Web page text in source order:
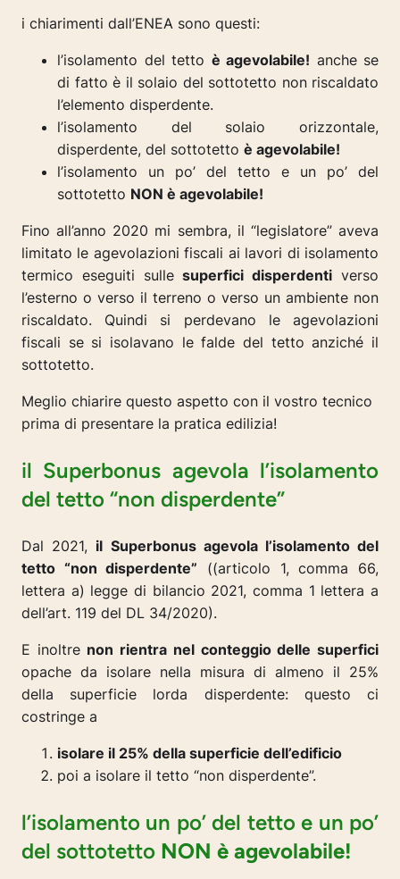
i chiarimenti dall’ENEA sono questi:
l’isolamento del tetto è agevolabile! anche se
di fatto è il solaio del sottotetto non riscaldato
l’elemento disperdente.
l’isolamento del solaio orizzontale,
disperdente, del sottotetto è agevolabile!
l’isolamento un po’ del tetto e un po’ del
sottotetto NON è agevolabile!
Fino all’anno 2020 mi sembra, il “legislatore” aveva
limitato le agevolazioni fiscali ai lavori di isolamento
termico eseguiti sullesuperfici disperdenti verso
l’esterno o verso il terreno o verso un ambiente non
riscaldato. Quindi si perdevano le agevolazioni
fiscali se si isolavano le falde del tetto anziché il
sottotetto.
Meglio chiarire questo aspetto con il vostro tecnico
prima di presentare la pratica edilizia!
il Superbonus agevola l’isolamento
del tetto “non disperdente”
Dal 2021, il Superbonus agevola l’isolamento del
tetto “non disperdente” ((articolo 1, comma 66,
lettera a) legge di bilancio 2021, comma 1 lettera a
dell’art. 119 del DL 34/2020).
E inoltre non rientra nel conteggio delle superfici
opache da isolare nella misura di almeno il 25%
della superficie lorda disperdente: questo ci
costringe a
isolare il 25% della superficie dell’edificio
poi a isolare il tetto “non disperdente”.
l’isolamento un po’ del tetto e un po’
del sottotetto NON è agevolabile!